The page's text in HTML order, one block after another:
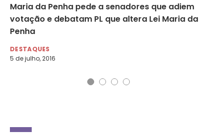
Maria da Penha pede a senadores que adiem
votação e debatam PL que altera Lei Maria da
Penha
DESTAQUES
5 de julho, 2016